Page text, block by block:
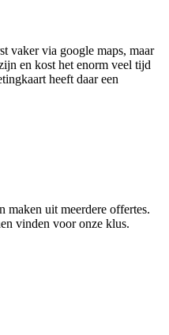
vaker via google maps, maar
en kost het enorm veel tijd
heeft daar een
maken uit meerdere offertes.
vinden voor onze klus.